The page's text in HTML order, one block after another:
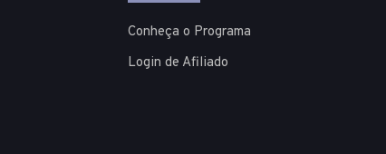
Conheça o Programa
Login de Afiliado